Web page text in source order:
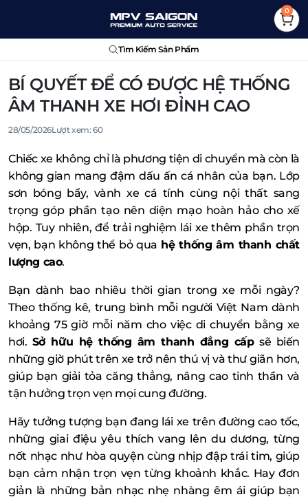
0
Tìm Kiếm Sản Phẩm
BÍ QUYẾT ĐỂ CÓ ĐƯỢC HỆ THỐNG
ÂM THANH XE HƠI ĐỈNH CAO
28/05/2026Lượt xem: 60
Chiếc xe không chỉ là phương tiện di chuyển mà còn là
không gian mang đậm dấu ấn cá nhân của bạn. Lớp
sơn bóng bẩy, vành xe cá tính cùng nội thất sang
trọng góp phần tạo nên diện mạo hoàn hảo cho xế
hộp. Tuy nhiên, để trải nghiệm lái xe thêm phần trọn
vẹn, bạn không thể bỏ qua hệ thống âm thanh chất
lượng cao.
Bạn dành bao nhiêu thời gian trong xe mỗi ngày?
Theo thống kê, trung bình mỗi người Việt Nam dành
khoảng 75 giờ mỗi năm cho việc di chuyển bằng xe
hơi. Sở hữu hệ thống âm thanh đẳng cấpsẽ biến
những giờ phút trên xe trở nên thú vị và thư giãn hơn,
giúp bạn giải tỏa căng thẳng, nâng cao tinh thần và
tận hưởng trọn vẹn mọi cung đường.
Hãy tưởng tượng bạn đang lái xe trên đường cao tốc,
những giai điệu yêu thích vang lên du dương, từng
nốt nhạc như hòa quyện cùng nhịp đập trái tim, giúp
bạn cảm nhận trọn vẹn từng khoảnh khắc. Hay đơn
giản là những bản nhạc nhẹ nhàng êm ái giúp bạn